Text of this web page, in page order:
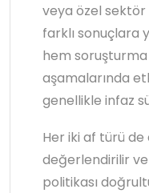
veya özel sektör
farklı sonuçlara
hem
aşamalarında
genellikle infaz
Her iki af türü
değerlendirilir
politikası